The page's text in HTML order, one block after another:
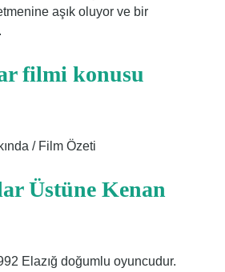
aşık oluyor ve bir
filmi konusu
/ Film Özeti
Üstüne Kenan
Elazığ doğumlu oyuncudur.